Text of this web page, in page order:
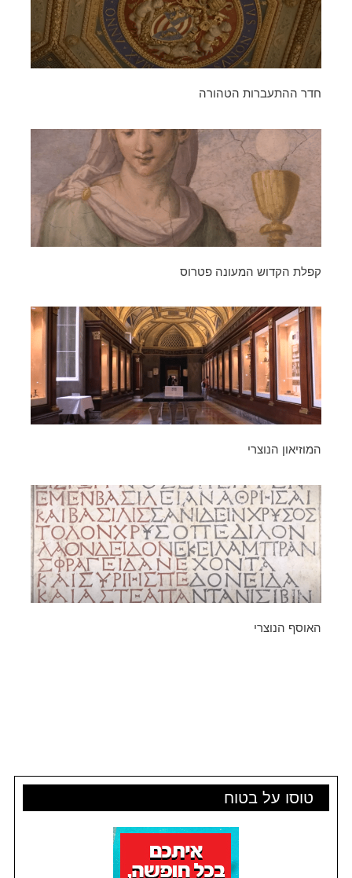
טוסו על בטוח
חדר ההתעברות הטהורה
קפלת הקדוש המעונה פטרוס
המוזיאון הנוצרי
האוסף הנוצרי